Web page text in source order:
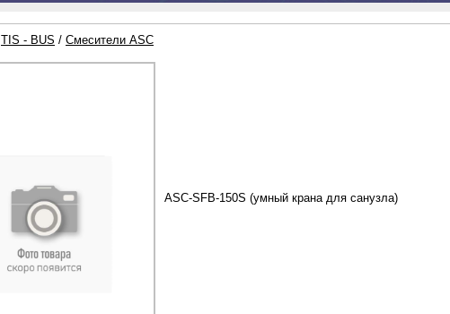
TIS - BUS / Смесители ASC
ASC-SFB-150S (умный крана для санузла)